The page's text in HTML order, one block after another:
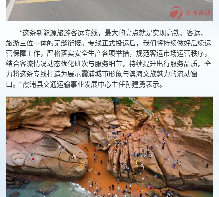
“这条新能源旅游客运专线，最大的亮点就是实现高铁、客运、
旅游三位一体的无缝衔接。专线正式投运后，我们将持续做好后续运
营保障工作，严格落实安全生产各项举措，规范客运市场运营秩序，
结合客流情况动态优化班次与服务细节，持续提升出行服务品质，全
力将这条专线打造为展示霞浦城市形象与滨海文旅魅力的流动窗
口。”霞浦县交通运输事业发展中心主任孙建勇表示。